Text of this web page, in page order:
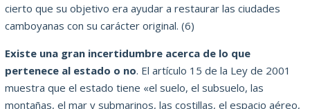
cierto que su objetivo era ayudar a restaurar las ciudades
camboyanas con su carácter original. (6)
Existe una gran incertidumbre acerca de lo que
pertenece al estado o no. El artículo 15 de la Ley de 2001
muestra que el estado tiene «el suelo, el subsuelo, las
montañas, el mar y submarinos, las costillas, el espacio aéreo,